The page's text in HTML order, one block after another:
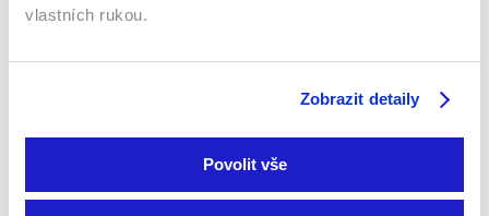
vlastních rukou.
Zobrazit detaily
Povolit vše
Sledujte kdekoliv až na 6 zařízeních
Sledovat internetovou televizi jde odkudkoliv
po celé EU, a to až na 6 zařízeních.